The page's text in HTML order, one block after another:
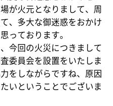
が火元となりまして、周
、多大な御迷惑をおかけ
っております。
今回の火災につきまして
委員会を設置をいたしま
をしながらですね、原因
いということでございま